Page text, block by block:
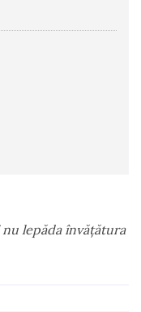
lepăda învăţătura